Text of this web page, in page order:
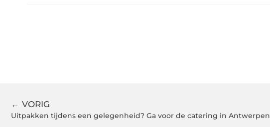
← VORIG
Uitpakken tijdens een gelegenheid? Ga voor de catering in Antwerpen